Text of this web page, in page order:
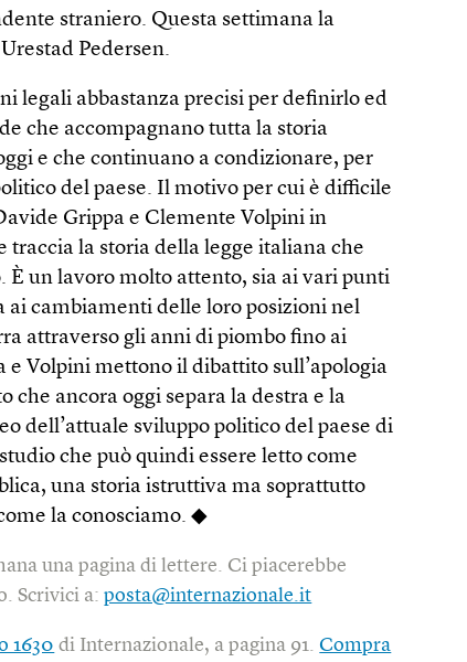
straniero. Questa settimana la
Pedersen.
legali abbastanza precisi per definirlo ed
che accompagnano tutta la storia
e che continuano a condizionare, per
del paese. Il motivo per cui è difficile
Grippa e Clemente Volpini in
traccia la storia della legge italiana che
È un lavoro molto attento, sia ai vari punti
ai cambiamenti delle loro posizioni nel
attraverso gli anni di piombo fino ai
e Volpini mettono il dibattito sull’apologia
che ancora oggi separa la destra e la
dell’attuale sviluppo politico del paese di
che può quindi essere letto come
una storia istruttiva ma soprattutto
la conosciamo. ◆
una pagina di lettere. Ci piacerebbe
Scrivici a:posta@internazionale.it
1630 di Internazionale, a pagina 91.Compra